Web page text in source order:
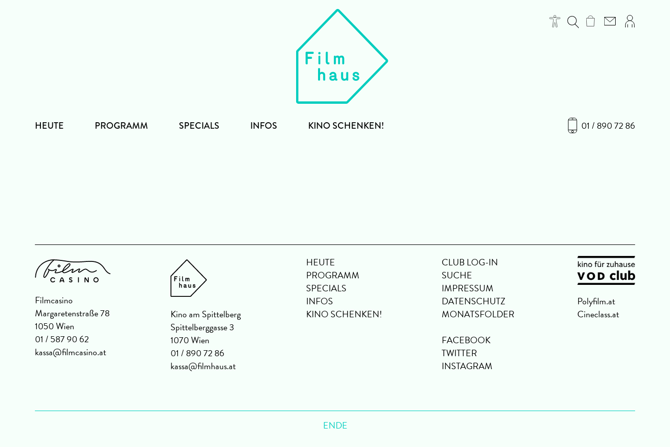
01 / 890 72 86
HEUTE PROGRAMM SPECIALS INFOS KINO SCHENKEN!
Filmcasino
Margaretenstraße 78
1050 Wien
01 / 587 90 62
kassa@filmcasino.at
Kino am Spittelberg
Spittelberggasse 3
1070 Wien
01 / 890 72 86
kassa@filmhaus.at
HEUTE
PROGRAMM
SPECIALS
INFOS
KINO SCHENKEN!
CLUB LOG-IN
SUCHE
IMPRESSUM
DATENSCHUTZ
MONATSFOLDER
FACEBOOK
TWITTER
INSTAGRAM
Polyfilm.at
Cineclass.at
ENDE